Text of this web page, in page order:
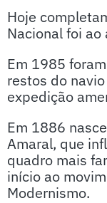
Hoje
Nacional foi
Em 1985
restos do
expedição
Em 1886
Amaral, que
quadro mais
início ao
Modernismo.